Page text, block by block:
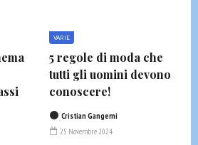
VARIE
5 regole di moda che
tutti gli uomini devono
conoscere!
Cristian Gangemi
25 Novembre 2024